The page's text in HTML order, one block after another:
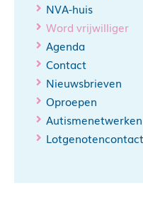
NVA-huis
Word vrijwilliger
Agenda
Contact
Nieuwsbrieven
Oproepen
Autismenetwerken
Lotgenotencontact